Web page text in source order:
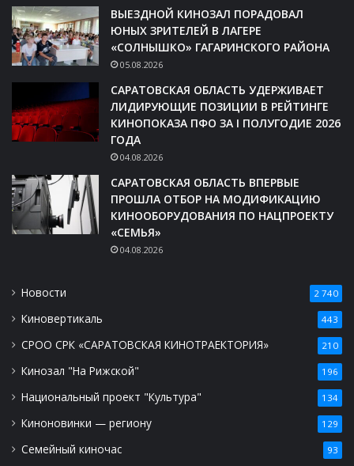
ВЫЕЗДНОЙ КИНОЗАЛ ПОРАДОВАЛ
ЮНЫХ ЗРИТЕЛЕЙ В ЛАГЕРЕ
«СОЛНЫШКО» ГАГАРИНСКОГО РАЙОНА
05.08.2026
САРАТОВСКАЯ ОБЛАСТЬ УДЕРЖИВАЕТ
ЛИДИРУЮЩИЕ ПОЗИЦИИ В РЕЙТИНГЕ
КИНОПОКАЗА ПФО ЗА I ПОЛУГОДИЕ 2026
ГОДА
04.08.2026
САРАТОВСКАЯ ОБЛАСТЬ ВПЕРВЫЕ
ПРОШЛА ОТБОР НА МОДИФИКАЦИЮ
КИНООБОРУДОВАНИЯ ПО НАЦПРОЕКТУ
«СЕМЬЯ»
04.08.2026
Новости 2 740
Киновертикаль 443
СРОО СРК «САРАТОВСКАЯ КИНОТРАЕКТОРИЯ» 210
Кинозал "На Рижской" 196
Национальный проект "Культура" 134
Киноновинки — региону 129
Семейный киночас 93